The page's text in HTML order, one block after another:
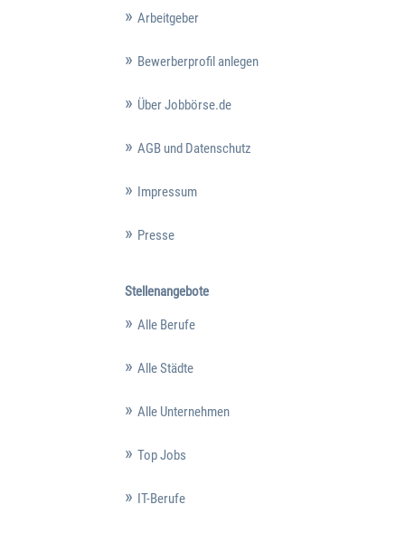
Arbeitgeber
Bewerberprofil anlegen
Über Jobbörse.de
AGB und Datenschutz
Impressum
Presse
Stellenangebote
Alle Berufe
Alle Städte
Alle Unternehmen
Top Jobs
IT-Berufe